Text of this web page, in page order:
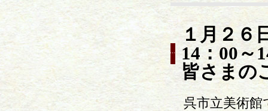
１月２６
14：00～
皆さまの
呉市立美術館